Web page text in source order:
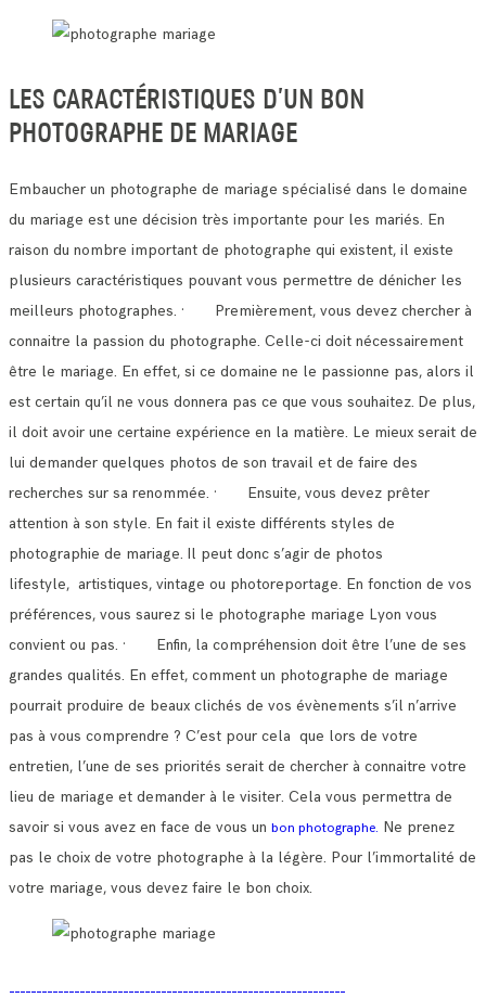
LES CARACTÉRISTIQUES D’UN BON
PHOTOGRAPHE DE MARIAGE
Embaucher un photographe de mariage spécialisé dans le domaine
du mariage est une décision très importante pour les mariés. En
raison du nombre important de photographe qui existent, il existe
plusieurs caractéristiques pouvant vous permettre de dénicher les
meilleurs photographes. · Premièrement, vous devez chercher à
connaitre la passion du photographe. Celle-ci doit nécessairement
être le mariage. En effet, si ce domaine ne le passionne pas, alors il
est certain qu’il ne vous donnera pas ce que vous souhaitez. De plus,
il doit avoir une certaine expérience en la matière. Le mieux serait de
lui demander quelques photos de son travail et de faire des
recherches sur sa renommée. · Ensuite, vous devez prêter
attention à son style. En fait il existe différents styles de
photographie de mariage. Il peut donc s’agir de photos
lifestyle, artistiques, vintage ou photoreportage. En fonction de vos
préférences, vous saurez si le photographe mariage Lyon vous
convient ou pas. · Enfin, la compréhension doit être l’une de ses
grandes qualités. En effet, comment un photographe de mariage
pourrait produire de beaux clichés de vos évènements s’il n’arrive
pas à vous comprendre ? C’est pour cela que lors de votre
entretien, l’une de ses priorités serait de chercher à connaitre votre
lieu de mariage et demander à le visiter. Cela vous permettra de
savoir si vous avez en face de vous un bon photographe. Ne prenez
pas le choix de votre photographe à la légère. Pour l’immortalité de
votre mariage, vous devez faire le bon choix.